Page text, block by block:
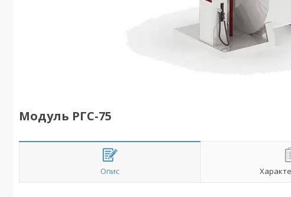
Модуль РГС-75
Опис